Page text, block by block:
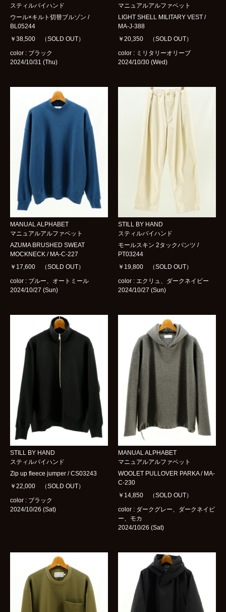
スティルバイハンド
ウール×キルト切替ブルゾン /
BL05244
￥38,500 （SOLD OUT）
color : ブラック
2024/10/31 (Thu)
マニュアルアルファベット
LIGHT SHELL MILITARY VEST /
MA-J-388
￥20,350 （SOLD OUT）
color : ミリタリーオリーブ
2024/10/30 (Wed)
MANUAL ALPHABET
マニュアルアルファベット
AZUMA BRUSHED SWEAT
MOCKNECK / MA-C-227
￥17,600 （SOLD OUT）
color : ブルー、オートミール
2024/10/27 (Sun)
STILL BY HAND
スティルバイハンド
モールスキン 2タックパンツ /
PT03244
￥19,800 （SOLD OUT）
color : エクリュ、ダークネイビー
2024/10/27 (Sun)
STILL BY HAND
スティルバイハンド
Zip up fleece jumper / CS03243
￥22,000 （SOLD OUT）
color : ブラック
2024/10/26 (Sat)
MANUAL ALPHABET
マニュアルアルファベット
WOOLET PULLOVER PARKA / MA-
C-230
￥14,850 （SOLD OUT）
color : ダークグレー、ダークネイビ
ー、モカ
2024/10/26 (Sat)